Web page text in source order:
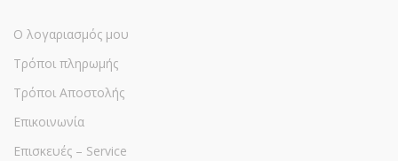
Ο λογαριασμός μου
Τρόποι πληρωμής
Τρόποι Αποστολής
Επικοινωνία
Επισκευές – Service